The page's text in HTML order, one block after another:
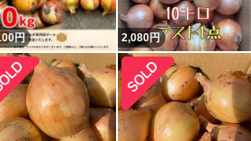
円 2,080円